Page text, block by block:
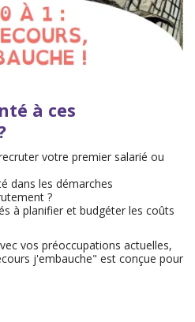
à ces
votre premier salarié ou
dans les démarches
?
à planifier et budgéter les coûts
vos préoccupations actuelles,
j'embauche" est conçue pour